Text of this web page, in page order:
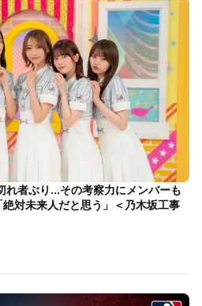
れ者ぶり…その考察力にメンバーも
対未来人だと思う」＜乃木坂工事